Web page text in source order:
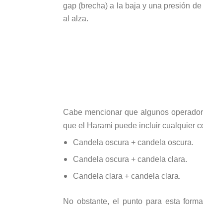
gap (brecha) a la baja y una presión
al alza.
Cabe mencionar que algunos
que el Harami puede incluir cualquier
Candela oscura + candela oscura.
Candela oscura + candela clara.
Candela clara + candela clara.
No obstante, el punto para esta